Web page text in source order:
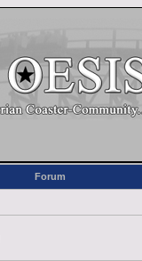
Forum